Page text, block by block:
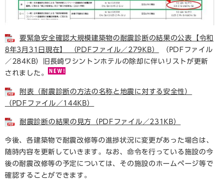
要緊急安全確認大規模建築物の耐震診断の結果の公表【令和
8年3月31日現在】 （PDFファイル／279KB）
（PDFファイル
／284KB）旧長崎ワシントンホテルの除却に伴いリストが更新
されました。
附表（耐震診断の方法の名称と地震に対する安全性）
（PDFファイル／144KB）
耐震診断の結果の見方（PDFファイル／231KB）
今後、各建築物で耐震改修等の進捗状況に変更があった場合は、
随時内容を更新していきます。なお、命令を行っている施設の今
後の耐震改修等の予定については、その施設のホームページ等で
確認することができます。